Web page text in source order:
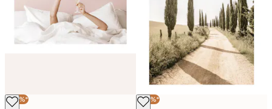
-40%* -40%*